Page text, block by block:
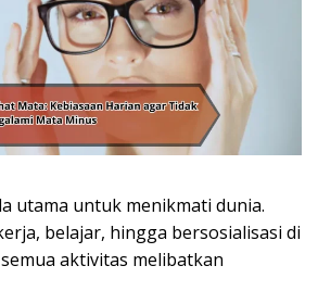
utama untuk menikmati dunia.
belajar, hingga bersosialisasi di
aktivitas melibatkan